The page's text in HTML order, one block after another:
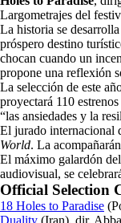
Largometrajes del
La historia se
próspero destino
chocan cuando un
propone una reflexión
La selección de este
proyectará 110
“las ansiedades y la
El jurado internacional
World. La
El máximo galardón
audiovisual, se
Official Selection
18 Holes to Paradise
Duality (Iran), dir.